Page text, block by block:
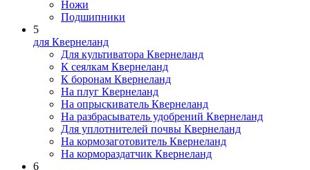
Ножи
Подшипники
5
для Квернеланд
Для культиватора Квернеланд
К сеялкам Квернеланд
К боронам Квернеланд
На плуг Квернеланд
На опрыскиватель Квернеланд
На разбрасыватель удобрений Квернеланд
Для уплотнителей почвы Квернеланд
На кормозаготовитель Квернеланд
На кормораздатчик Квернеланд
6